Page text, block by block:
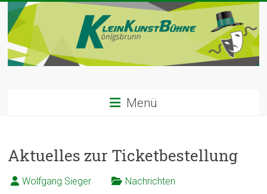
Zum
Inhalt
springen
Kleinkunst
Königsbrunn
Willkommen
Menü
Aktuelles zur Ticketbestellung
Wolfgang Sieger Nachrichten